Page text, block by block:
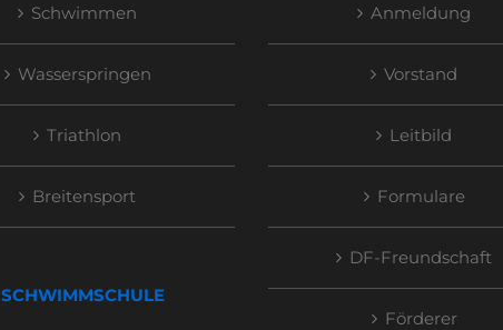
Schwimmen
Wasserspringen
Triathlon
Breitensport
SCHWIMMSCHULE
Anmeldung
Vorstand
Leitbild
Formulare
DF-Freundschaft
Förderer